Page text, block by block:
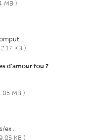
MB )
KB )
d’amour fou ?
MB )
ex...
KB )